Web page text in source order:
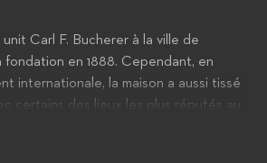
Carl F. Bucherer à la ville de
fondation en 1888. Cependant, en
internationale, la maison a aussi tissé
certains des lieux les plus réputés au
marque rend hommage à Lucerne et